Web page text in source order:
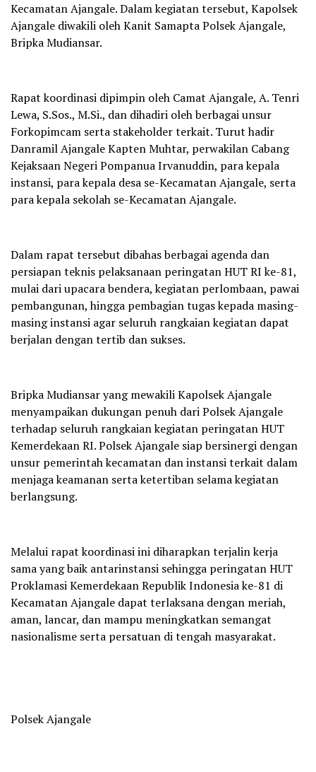
Kecamatan Ajangale. Dalam kegiatan tersebut, Kapolsek
Ajangale diwakili oleh Kanit Samapta Polsek Ajangale,
Bripka Mudiansar.
Rapat koordinasi dipimpin oleh Camat Ajangale, A. Tenri
Lewa, S.Sos., M.Si., dan dihadiri oleh berbagai unsur
Forkopimcam serta stakeholder terkait. Turut hadir
Danramil Ajangale Kapten Muhtar, perwakilan Cabang
Kejaksaan Negeri Pompanua Irvanuddin, para kepala
instansi, para kepala desa se-Kecamatan Ajangale, serta
para kepala sekolah se-Kecamatan Ajangale.
Dalam rapat tersebut dibahas berbagai agenda dan
persiapan teknis pelaksanaan peringatan HUT RI ke-81,
mulai dari upacara bendera, kegiatan perlombaan, pawai
pembangunan, hingga pembagian tugas kepada masing-
masing instansi agar seluruh rangkaian kegiatan dapat
berjalan dengan tertib dan sukses.
Bripka Mudiansar yang mewakili Kapolsek Ajangale
menyampaikan dukungan penuh dari Polsek Ajangale
terhadap seluruh rangkaian kegiatan peringatan HUT
Kemerdekaan RI. Polsek Ajangale siap bersinergi dengan
unsur pemerintah kecamatan dan instansi terkait dalam
menjaga keamanan serta ketertiban selama kegiatan
berlangsung.
Melalui rapat koordinasi ini diharapkan terjalin kerja
sama yang baik antarinstansi sehingga peringatan HUT
Proklamasi Kemerdekaan Republik Indonesia ke-81 di
Kecamatan Ajangale dapat terlaksana dengan meriah,
aman, lancar, dan mampu meningkatkan semangat
nasionalisme serta persatuan di tengah masyarakat.
Polsek Ajangale